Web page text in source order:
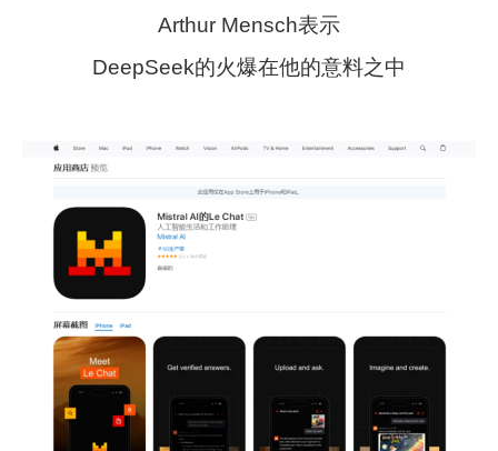
Arthur Mensch表示
DeepSeek的火爆在他的意料之中